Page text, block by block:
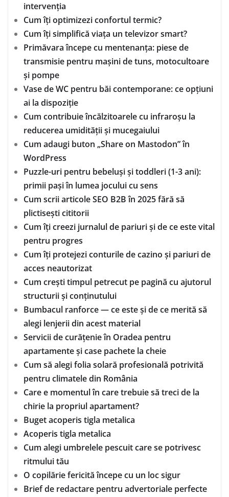
intervenția
Cum îți optimizezi confortul termic?
Cum îți simplifică viața un televizor smart?
Primăvara începe cu mentenanța: piese de
transmisie pentru mașini de tuns, motocultoare
și pompe
Vase de WC pentru băi contemporane: ce opțiuni
ai la dispoziție
Cum contribuie încălzitoarele cu infraroșu la
reducerea umidității și mucegaiului
Cum adaugi buton „Share on Mastodon” în
WordPress
Puzzle-uri pentru bebeluși și toddleri (1-3 ani):
primii pași în lumea jocului cu sens
Cum scrii articole SEO B2B în 2025 fără să
plictisești cititorii
Cum îți creezi jurnalul de pariuri și de ce este vital
pentru progres
Cum îți protejezi conturile de cazino și pariuri de
acces neautorizat
Cum crești timpul petrecut pe pagină cu ajutorul
structurii și conținutului
Bumbacul ranforce — ce este și de ce merită să
alegi lenjerii din acest material
Servicii de curățenie în Oradea pentru
apartamente și case pachete la cheie
Cum să alegi folia solară profesională potrivită
pentru climatele din România
Care e momentul în care trebuie să treci de la
chirie la propriul apartament?
Buget acoperis tigla metalica
Acoperis tigla metalica
Cum alegi umbrelele pescuit care se potrivesc
ritmului tău
O copilărie fericită începe cu un loc sigur
Brief de redactare pentru advertoriale perfecte